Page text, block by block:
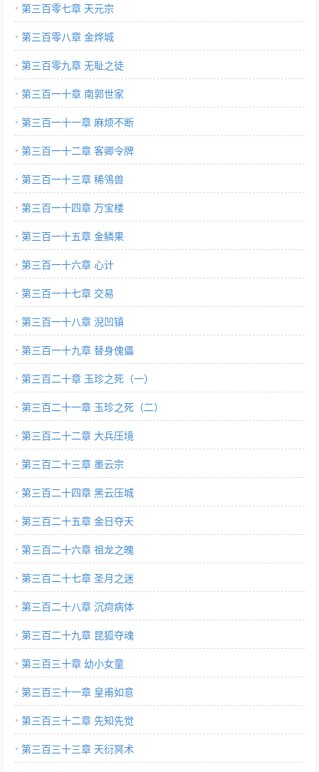
第三百零七章 天元宗
第三百零八章 金烨城
第三百零九章 无耻之徒
第三百一十章 南郭世家
第三百一十一章 麻烦不断
第三百一十二章 客卿令牌
第三百一十三章 稀鳹兽
第三百一十四章 万宝楼
第三百一十五章 金鳞果
第三百一十六章 心计
第三百一十七章 交易
第三百一十八章 淣凹镇
第三百一十九章 替身傀儡
第三百二十章 玉珍之死（一）
第三百二十一章 玉珍之死（二）
第三百二十二章 大兵压境
第三百二十三章 墨云宗
第三百二十四章 黑云压城
第三百二十五章 金日夺天
第三百二十六章 祖龙之魄
第三百二十七章 圣月之迷
第三百二十八章 沉疴病体
第三百二十九章 昆狐夺魂
第三百三十章 幼小女童
第三百三十一章 皇甫如意
第三百三十二章 先知先觉
第三百三十三章 天衍冥术